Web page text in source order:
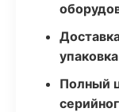
упаковка
Полный